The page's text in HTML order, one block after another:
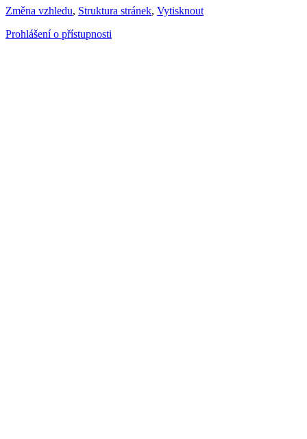
Změna vzhledu, Struktura stránek, Vytisknout
Prohlášení o přístupnosti